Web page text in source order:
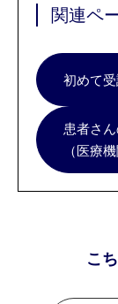
関連ペ
初めて受
患者さ
（医療
こ